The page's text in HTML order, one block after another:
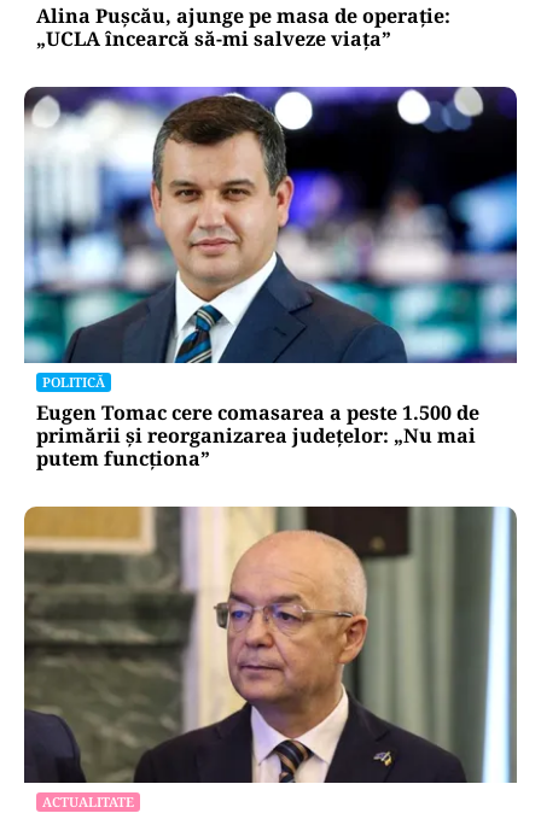
Alina Pușcău, ajunge pe masa de operație:
„UCLA încearcă să-mi salveze viața”
POLITICĂ
Eugen Tomac cere comasarea a peste 1.500 de
primării și reorganizarea județelor: „Nu mai
putem funcționa”
ACTUALITATE